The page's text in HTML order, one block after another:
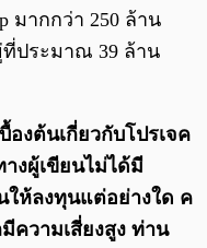
มากกว่า 250 ล้าน
ที่ประมาณ​ 39 ล้าน
องต้นเกี่ยวกับโปรเจค
งผู้เขียนไม่ได้มี
ให้ลงทุนแต่อย่างใด ค
ความเสี่ยงสูง ท่าน